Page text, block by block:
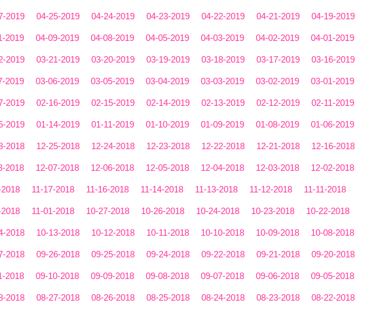
2019 04-25-2019 04-24-2019 04-23-2019 04-22-2019 04-21-2019 04-19-2019
2019 04-09-2019 04-08-2019 04-05-2019 04-03-2019 04-02-2019 04-01-2019
2019 03-21-2019 03-20-2019 03-19-2019 03-18-2019 03-17-2019 03-16-2019
2019 03-06-2019 03-05-2019 03-04-2019 03-03-2019 03-02-2019 03-01-2019
2019 02-16-2019 02-15-2019 02-14-2019 02-13-2019 02-12-2019 02-11-2019
2019 01-14-2019 01-11-2019 01-10-2019 01-09-2019 01-08-2019 01-06-2019
2018 12-25-2018 12-24-2018 12-23-2018 12-22-2018 12-21-2018 12-16-2018
2018 12-07-2018 12-06-2018 12-05-2018 12-04-2018 12-03-2018 12-02-2018
11-17-2018 11-16-2018 11-14-2018 11-13-2018 11-12-2018 11-11-2018
11-01-2018 10-27-2018 10-26-2018 10-24-2018 10-23-2018 10-22-2018
2018 10-13-2018 10-12-2018 10-11-2018 10-10-2018 10-09-2018 10-08-2018
2018 09-26-2018 09-25-2018 09-24-2018 09-22-2018 09-21-2018 09-20-2018
2018 09-10-2018 09-09-2018 09-08-2018 09-07-2018 09-06-2018 09-05-2018
2018 08-27-2018 08-26-2018 08-25-2018 08-24-2018 08-23-2018 08-22-2018